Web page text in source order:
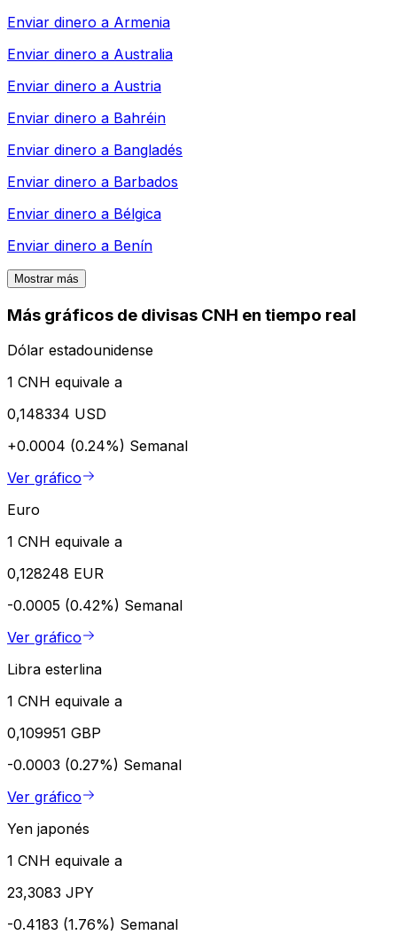
Enviar dinero a Armenia
Enviar dinero a Australia
Enviar dinero a Austria
Enviar dinero a Bahréin
Enviar dinero a Bangladés
Enviar dinero a Barbados
Enviar dinero a Bélgica
Enviar dinero a Benín
Mostrar más
Más gráficos de divisas CNH en tiempo real
Dólar estadounidense
1 CNH equivale a
0,148334 USD
+0.0004 (0.24%) Semanal
Ver gráfico
Euro
1 CNH equivale a
0,128248 EUR
-0.0005 (0.42%) Semanal
Ver gráfico
Libra esterlina
1 CNH equivale a
0,109951 GBP
-0.0003 (0.27%) Semanal
Ver gráfico
Yen japonés
1 CNH equivale a
23,3083 JPY
-0.4183 (1.76%) Semanal